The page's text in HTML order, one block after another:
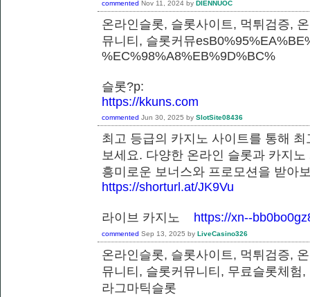
commented Nov 11, 2024 by DIENNUOC
온라인슬롯, 슬롯사이트, 먹튀검증,
뮤니티, 슬롯커뮤
%EC%98%A8%EB%9D%BC%
슬롯?p:
https://kkuns.com
commented Jun 30, 2025 by SlotSite08436
최고 등급의 카지노 사이트를 통해
보세요. 다양한 온라인 슬롯과 카지
흥미로운 보너스와 프로모션을 받
https://shorturl.at/JK9Vu
라이브 카지노 https://xn--
commented Sep 13, 2025 by LiveCasino326
온라인슬롯, 슬롯사이트, 먹튀검증,
뮤니티, 슬롯커뮤니티, 무료슬롯체험
라그마틱슬롯